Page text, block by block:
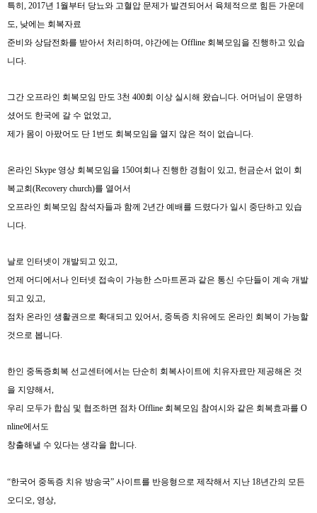
특히 , 2017년 1월부터 당뇨와 고혈압 문제가 발견되어서 육체적으로 힘든 가운데
도, 낮에는 회복자료
준비와 상담전화를 받아서 처리하며, 야간에는 Offline 회복모임을 진행하고 있습
니다.
그간 오프라인 회복모임 만도 3천 400회 이상 실시해 왔습니다. 어머님이 운명하
셨어도 한국에 갈 수 없었고,
제가 몸이 아팠어도 단 1번도 회복모임을 열지 않은 적이 없습니다.
온라인 Skype 영상 회복모임을 150여회나 진행한 경험이 있고, 헌금순서 없이 회
복교회 (Recovery church)를 열어서
오프라인 회복모임 참석자들과 함께 2년간 예배를 드렸다가 일시 중단하고 있습
니다.
날로 인터넷이 개발되고 있고,
언제 어디에서나 인터넷 접속이 가능한 스마트폰과 같은 통신 수단들이 계속 개발
되고 있고,
점차 온라인 생활권으로 확대되고 있어서, 중독증 치유에도 온라인 회복이 가능할
것으로 봅니다.
한인 중독증회복 선교센터에서는 단순히 회복사이트에 치유자료만 제공해온 것
을 지양해서,
우리 모두가 합심 및 협조하면 점차 Offline 회복모임 참여시와 같은 회복효과를 O
nline에서도
창출해낼 수 있다는 생각을 합니다.
“한국어 중독증 치유 방송국” 사이트를 반응형으로 제작해서 지난 18년간의 모든
오디오, 영상,